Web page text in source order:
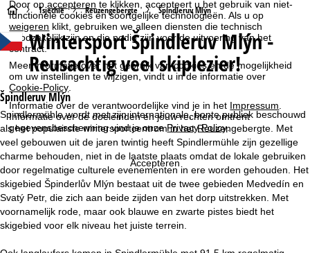
Door opaccepteren te klikken, accepteert u het gebruik van niet-
functionele cookies en soortgelijke technologieën. Als u op
weigeren klikt, gebruiken we alleen diensten die technisch
noodzakelijk zijn en die nodig zijn voor de uitvoering van het
contract.
Meer informatie over het gebruik van cookies en de mogelijkheid
om uw instellingen te wijzigen, vindt u in de informatie over
Cookie-Policy.
Informatie over de verantwoordelijke vind je in het Impressum.
Informatie over de doeleinden en jouw rechten omtrent
gegevensbescherming vind je onzePrivacy Policy.
Accepteren
S
t
a
r
t
p
a
g
Tsjechië Reuzengebergte Špindleruv Mlýn
WintersportŠpindleruv Mlýn -
Reusachtig veel skiplezier!
Špindleruv Mlýn
Spindlermühle wordt met zijn internationale, bonte publiek beschouwd
als het populairste wintersportcentrum in het Reuzengebergte. Met
veel gebouwen uit de jaren twintig heeft Spindlermühle zijn gezellige
charme behouden, niet in de laatste plaats omdat de lokale gebruiken
door regelmatige culturele evenementen in ere worden gehouden. Het
skigebied Špinderlův Mlýn bestaat uit de twee gebieden Medvedín en
Svatý Petr, die zich aan beide zijden van het dorp uitstrekken. Met
voornamelijk rode, maar ook blauwe en zwarte pistes biedt het
skigebied voor elk niveau het juiste terrein.